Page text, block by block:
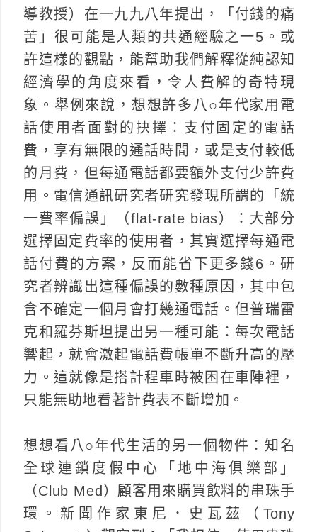
導教授）在一九九八年提出，「付錢的痛
苦」很可能是人類的共通經驗之一5。或
許這樣的觀點，能幫助我們解釋從純認知
經濟學的角度來看，令人費解的奇特現
象。舉例來說，想想許多八○年代家用電
話使用者面對的抉擇：支付固定的電話
費，享有無限的通話時間，或是支付較低
的月費，但每通電話都要額外支付少許費
用。電信通訊研究者研究發現所謂的「統
一費率偏誤」（flat-rate bias）：大部分
選擇固定費率的使用者，其實選擇每通電
話付費的方案，反而能省下更多錢6。研
究者辨識出這種偏誤的數種原因，其中包
含不確定一個月會打幾通電話。但普瑞雷
克和羅芬斯坦提出另一種可能：每次電話
響起，就會激起電話費帳單不斷升高的壓
力。這就像是搭計程車時被困在車陣裡，
只能無助地看著計費表不斷增加。
想想看八○年代生活的另一個物件：知名
全球連鎖度假中心「地中海俱樂部」
（Club Med）顧客用來購買飲料的串珠手
環。新聞作家東尼．史瓦茲（Tony